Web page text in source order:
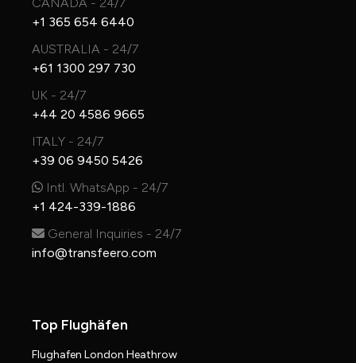
+1 365 654 6440
AUSTRALIA - 24/7
+61 1300 297 730
UK - 24/7
+44 20 4586 9665
ITALY - 24/7
+39 06 9450 5426
Intl. WhatsApp - 24/7
+1 424-339-1886
General Inquiries - 24/7
info@transfeero.com
Top Flughäfen
Flughafen London Heathrow